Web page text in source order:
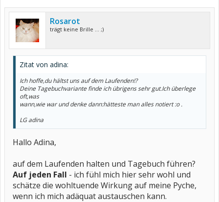
Rosarot
trägt keine Brille ... ;)
Zitat von adina:
Ich hoffe,du hältst uns auf dem Laufenden!?
Deine Tagebuchvariante finde ich übrigens sehr gut.Ich überlege
oft,was
wann,wie war und denke dann:hätteste man alles notiert :o .
LG adina
Hallo Adina,
auf dem Laufenden halten und Tagebuch führen?
Auf jeden Fall - ich fühl mich hier sehr wohl und
schätze die wohltuende Wirkung auf meine Pyche,
wenn ich mich adäquat austauschen kann.